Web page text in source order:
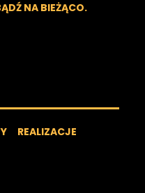
NA BIEŻĄCO.
REALIZACJE